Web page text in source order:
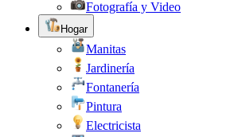
Fotografía y Video
Hogar
Manitas
Jardinería
Fontanería
Pintura
Electricista